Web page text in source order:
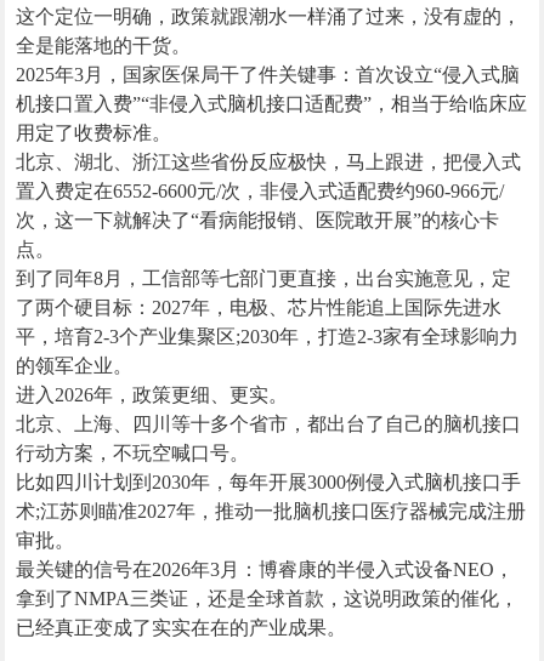
这个定位一明确，政策就跟潮水一样涌了过来，没有虚的，
全是能落地的干货。
2025年3月，国家医保局干了件关键事：首次设立“侵入式脑
机接口置入费”“非侵入式脑机接口适配费”，相当于给临床应
用定了收费标准。
北京、湖北、浙江这些省份反应极快，马上跟进，把侵入式
置入费定在6552-6600元/次，非侵入式适配费约960-966元/
次，这一下就解决了“看病能报销、医院敢开展”的核心卡
点。
到了同年8月，工信部等七部门更直接，出台实施意见，定
了两个硬目标：2027年，电极、芯片性能追上国际先进水
平，培育2-3个产业集聚区;2030年，打造2-3家有全球影响力
的领军企业。
进入2026年，政策更细、更实。
北京、上海、四川等十多个省市，都出台了自己的脑机接口
行动方案，不玩空喊口号。
比如四川计划到2030年，每年开展3000例侵入式脑机接口手
术;江苏则瞄准2027年，推动一批脑机接口医疗器械完成注册
审批。
最关键的信号在2026年3月：博睿康的半侵入式设备NEO，
拿到了NMPA三类证，还是全球首款，这说明政策的催化，
已经真正变成了实实在在的产业成果。